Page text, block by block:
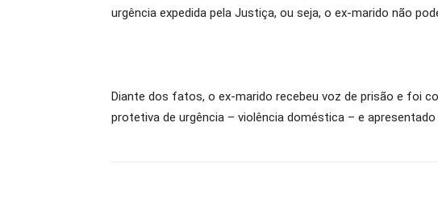
urgência expedida pela Justiça, ou seja, o ex-marido não
Diante dos fatos, o ex-marido recebeu voz de prisão e foi
protetiva de urgência – violência doméstica – e